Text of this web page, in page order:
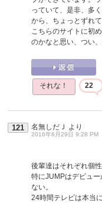
っていて、是非、多
から、ちょっとずれ
こちらのサイトに初
のかなと思い、つい
それな！ 22
121 名無しだＪ より
2016年8月29日 9:28 PM
後輩達はそれぞれ個
特にJUMPはデビュ
ない。
24時間テレビは本当